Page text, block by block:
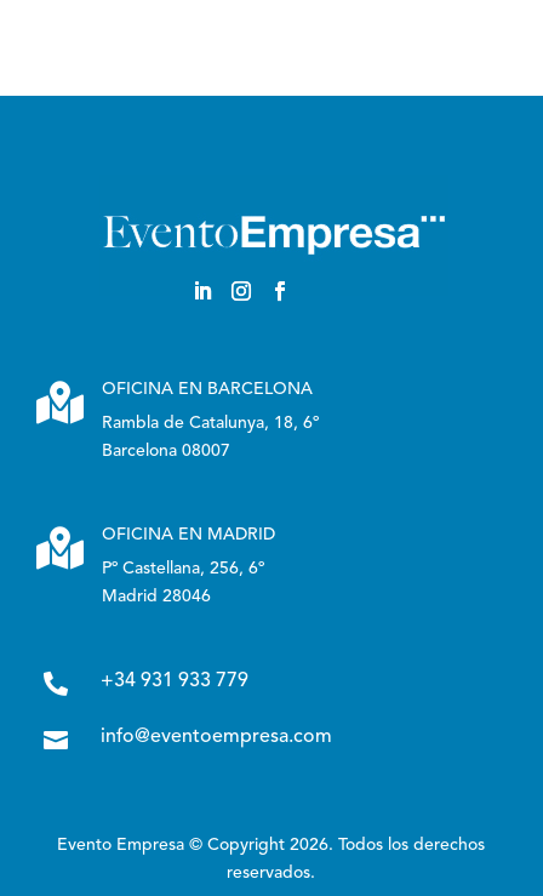

OFICINA EN BARCELONA
Rambla de Catalunya, 18, 6º
Barcelona 08007

OFICINA EN MADRID
Pº Castellana, 256, 6º
Madrid 28046
 +34 931 933 779
 info@eventoempresa.com
Evento Empresa © Copyright 2026. Todos los derechos
reservados.